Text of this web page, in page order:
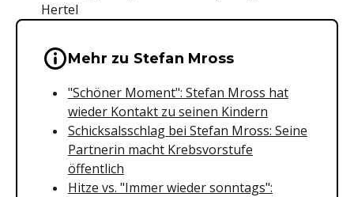
Hertel
Wichtige Hinweise &
Mehr zu Stefan Mross
"Schöner Moment": Stefan Mross hat
wieder Kontakt zu seinen Kindern
Schicksalsschlag bei Stefan Mross: Seine
Partnerin macht Krebsvorstufe
öffentlich
Hitze vs. "Immer wieder sonntags":